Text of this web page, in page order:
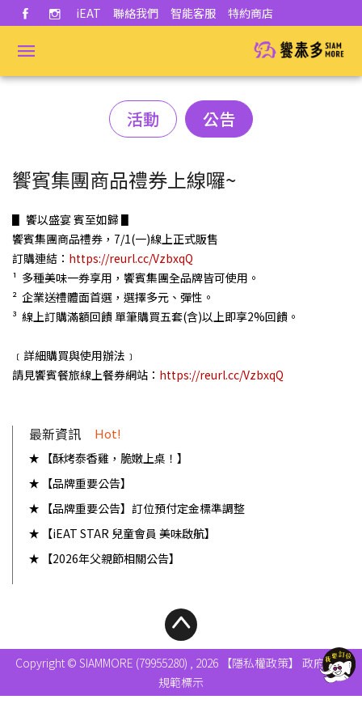
iEAT 聯絡我們 智能客服 特約商店
活動 公告
饗賓集團商品禮券上線囉~
▋ 饗以盛宴 賓至如歸 ▋
饗賓集團商品禮券， 7/1(一)線上正式販售
訂購連結： https://reurl.cc/VzbxqQ
¹ 多種美味一券享用，饗賓集團全品牌皆可使用。
² 企業送禮體面首選，選擇多元、彈性。
³ 線上訂購滿額回饋 單筆購買五套(含)以上即享2%回饋。
﹝ 詳細購買與使用辦法 ﹞
請見饗賓餐旅線上餐券網站： https://reurl.cc/VzbxqQ
最新資訊 Hot!
【酥烤泰香雞，脆嫩上桌！】
【品牌重要公告】
【品牌重要公告】訂位預付定金標準調整
【iEAT STAR 兒童會員 美味啟航】
【2026年父親節相關公告】
Copyright © SIAMMORE (79955280) , 2026 【隱私權政策】 政府食安
規範標示